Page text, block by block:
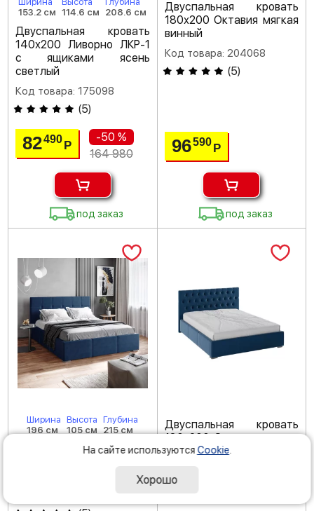
153.2 см
114.6 см
208.6 см
Двуспальная кровать
140х200 Ливорно ЛКР-1
с ящиками ясень
светлый
Код товара: 175098
(5)
82490Р
-50 %
164 980
под заказ
Двуспальная кровать
180х200 Октавия мягкая
винный
Код товара: 204068
(5)
96590 Р
под заказ
Ширина
196 см
Высота
105 см
Глубина
215 см
Двуспальная кровать
Двуспальная кровать
180х200 Октавия мягкая
атлантида
На сайте используются Cookie
Хорошо